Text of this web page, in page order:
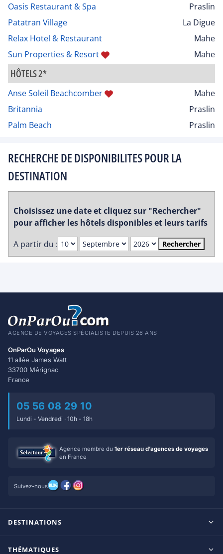
Oasis Restaurant & Spa
Praslin
Patatran Village
La Digue
Relax Hotel & Restaurant
Mahe
Sun Properties & Resort
Mahe
HÔTELS 2*
Anse Soleil Beachcomber
Mahe
Britannia
Praslin
Palm Beach
Praslin
RECHERCHE DE DISPONIBILITES POUR LA
DESTINATION
Choisissez une date et cliquez sur "Rechercher"
pour afficher les hôtels disponibles et leurs tarifs
A partir du :
Rechercher
AGENCE DE VOYAGES SPÉCIALISTE DEPUIS 26 ANS
OnParOu Voyages
11 allée James Watt
33700 Mérignac
France
05 56 08 29 10
Lundi - Vendredi · 10h - 18h
Agence membre du 1er réseau d’agences de voyages
en France
Suivez-nous
DESTINATIONS
THÉMATIQUES